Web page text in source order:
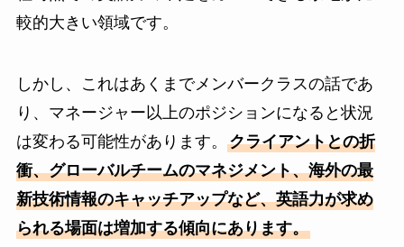
較的大きい領域です。
しかし、これはあくまでメンバークラスの話であ
り、マネージャー以上のポジションになると状況
は変わる可能性があります。 クライアントとの折
衝、グローバルチームのマネジメント、海外の最
新技術情報のキャッチアップなど、英語力が求め
られる場面は増加する傾向にあります。